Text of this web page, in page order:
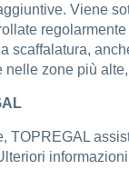
Viene
zone più